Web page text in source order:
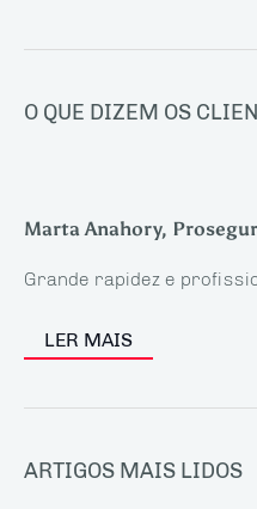
O QUE DIZEM OS
Marta Anahory, Prosegur
Grande rapidez e
LER MAIS
ARTIGOS MAIS LIDOS